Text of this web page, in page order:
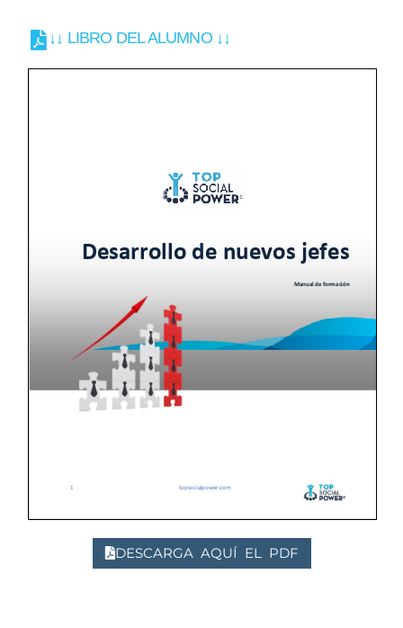
↓↓ LIBRO DEL ALUMNO ↓↓
DESCARGA AQUÍ EL PDF